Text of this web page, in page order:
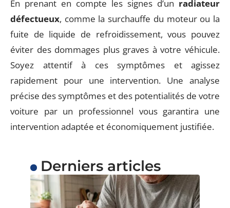
En prenant en compte les signes d’un radiateur
défectueux, comme la surchauffe du moteur ou la
fuite de liquide de refroidissement, vous pouvez
éviter des dommages plus graves à votre véhicule.
Soyez attentif à ces symptômes et agissez
rapidement pour une intervention. Une analyse
précise des symptômes et des potentialités de votre
voiture par un professionnel vous garantira une
intervention adaptée et économiquement justifiée.
Derniers articles